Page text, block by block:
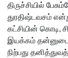
திருச்சியில்
துரதிஷ்டவசம்
கட்சியின்
இயக்கம்
நிற்பது